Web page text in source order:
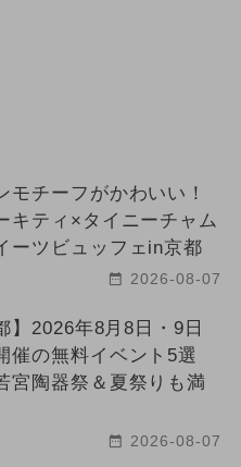
モチーフがかわいい！
キティ×タイニーチャム
ーツビュッフェin京都
2026-08-07
】2026年8月8日・9日
催の無料イベント5選
宮陶器祭＆夏祭りも満
2026-08-07